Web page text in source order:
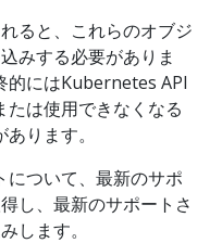
ると、これらのオブジ
みする必要がありま
的にはKubernetes API
は使用できなくなる
ります。
について、最新のサポ
し、最新のサポートさ
します。